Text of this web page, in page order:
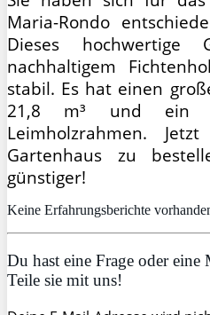
Maria-Rondo
Dieses hochwertige
nachhaltigem
stabil. Es hat einen
21,8 m³ und ein
Leimholzrahmen.
Gartenhaus zu
günstiger!
Keine Erfahrungsberichte
Du hast eine Frage oder
Teile sie mit uns!